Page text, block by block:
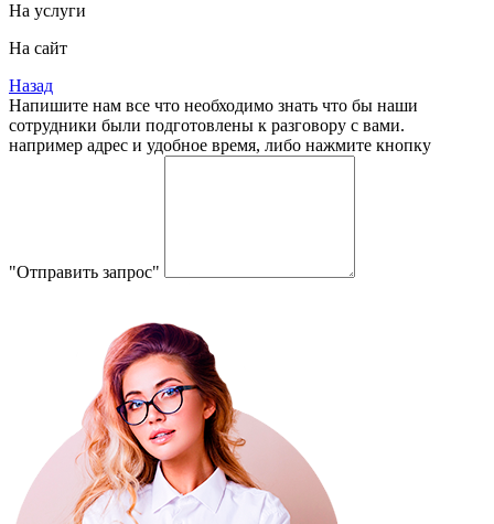
На услуги
На сайт
Назад
Напишите нам все что необходимо знать что бы наши
сотрудники были подготовлены к разговору с вами.
например адрес и удобное время, либо нажмите кнопку
"Отправить запрос"